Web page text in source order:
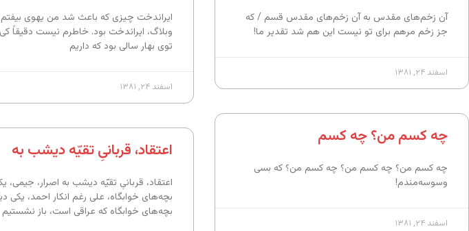
آن زخم‌های مقدس به آن زخم‌های مقدس قسم / که
جز زخم مرهم برای تو نیست این هم شد تقدیر ما!
اسفند ۲۴, ۱۳۸۱
ایراندخت چیزی که باعث شد من یهوی
وبلاگ، ایراندخت بود. خاطرم نیست دقیقاً
توی بهار سالی بود که داریم
اسفند ۲۴, ۱۳۸۱
چه کسم من؟ چه کسم
چه کسم من؟ چه کسم من؟ چه کسم من؟ که بسی
وسوسه‌مندم!
اسفند ۲۴, ۱۳۸۱
اعتقاد، قربانیِ تقیّه دیشب به
اعتقاد، قربانیِ تقیّه دیشب به اصرار، جیمی،
بچه‌های خوابگاه، علی رغم انکار احمد، یکی
بچه‌های خوابگاه که عراقی است، باز نشستیم